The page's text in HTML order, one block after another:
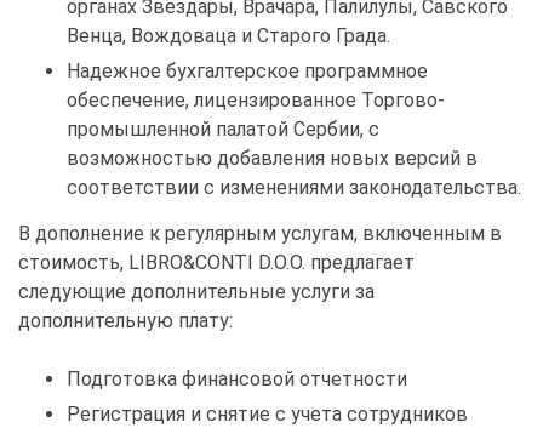
органах Звездары, Врачара, Палилулы, Савского
Венца, Вождоваца и Старого Града.
Надежное бухгалтерское программное
обеспечение, лицензированное Торгово-
промышленной палатой Сербии, с
возможностью добавления новых версий в
соответствии с изменениями законодательства.
В дополнение к регулярным услугам, включенным в
стоимость, LIBRO&CONTI D.O.O. предлагает
следующие дополнительные услуги за
дополнительную плату:
Подготовка финансовой отчетности
Регистрация и снятие с учета сотрудников